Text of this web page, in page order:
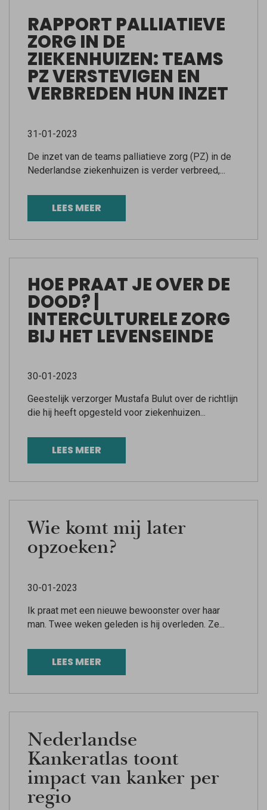
RAPPORT PALLIATIEVE
ZORG IN DE
ZIEKENHUIZEN: TEAMS
PZ VERSTEVIGEN EN
VERBREDEN HUN INZET
31-01-2023
De inzet van de teams palliatieve zorg (PZ) in de
Nederlandse ziekenhuizen is verder verbreed,...
LEES MEER
HOE PRAAT JE OVER DE
DOOD? |
INTERCULTURELE ZORG
BIJ HET LEVENSEINDE
30-01-2023
Geestelijk verzorger Mustafa Bulut over de richtlijn
die hij heeft opgesteld voor ziekenhuizen...
LEES MEER
Wie komt mij later
opzoeken?
30-01-2023
Ik praat met een nieuwe bewoonster over haar
man. Twee weken geleden is hij overleden. Ze...
LEES MEER
Nederlandse
Kankeratlas toont
impact van kanker per
regio